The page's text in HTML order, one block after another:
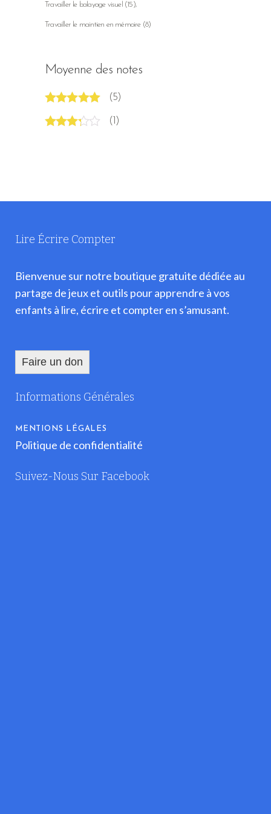
Travailler le balayage visuel (15)
Travailler le maintien en mémoire(8)
Moyenne des notes
Note 5sur 5
(5)
(1)
Lire Écrire Compter
Bienvenue sur notre boutique gratuite dédiée au
partage de jeux et outils pour apprendre à vos
enfants à lire, écrire et compter en s’amusant.
Faire un don
Informations Générales
MENTIONS LÉGALES
Politique de confidentialité
Suivez-Nous Sur Facebook